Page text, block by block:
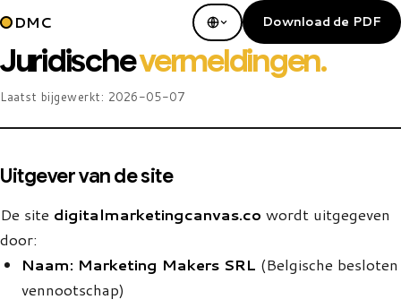
DMC Download de PDF
Juridischevermeldingen.
Laatst bijgewerkt: 2026-05-07
Uitgever van de site
De site digitalmarketingcanvas.co wordt uitgegeven
door:
Naam: Marketing Makers SRL (Belgische besloten
vennootschap)